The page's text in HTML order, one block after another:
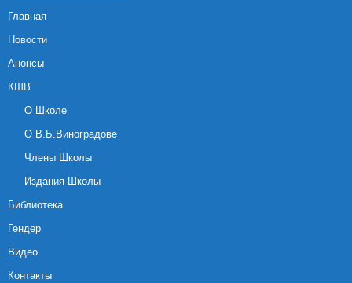
Главная
Новости
Анонсы
КШВ
О Школе
О В.Б.Виноградове
Члены Школы
Издания Школы
Библиотека
Гендер
Видео
Контакты